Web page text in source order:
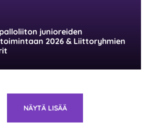
junioreiden
2026 & Liittoryhmien
NÄYTÄ LISÄÄ